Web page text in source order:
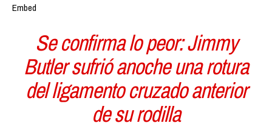
Embed
Se confirma lo peor: Jimmy
Butler sufrió anoche una rotura
del ligamento cruzado anterior
de su rodilla